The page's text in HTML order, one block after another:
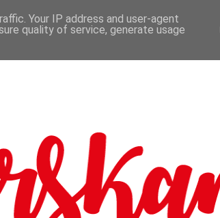
Your IP address and user-agent
quality of service, generate usage